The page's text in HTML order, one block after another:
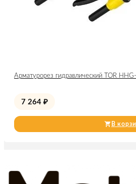
Арматурорез гидравлический TOR
7 264 ₽
В